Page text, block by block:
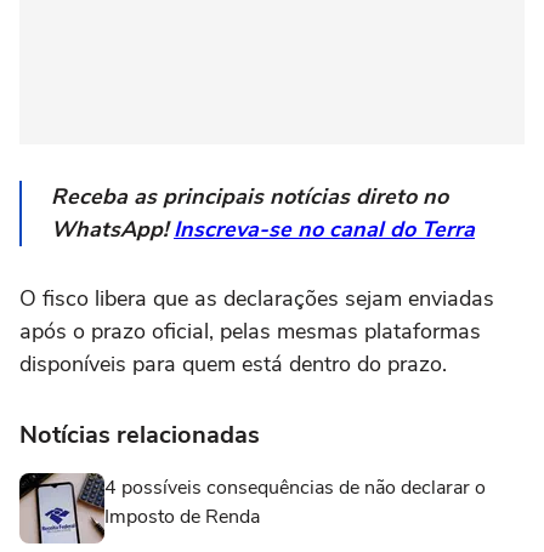
Receba as principais notícias direto no
WhatsApp!Inscreva-se no canal do Terra
O fisco libera que as declarações sejam enviadas
após o prazo oficial, pelas mesmas plataformas
disponíveis para quem está dentro do prazo.
Notícias relacionadas
4 possíveis consequências de não declarar o
Imposto de Renda